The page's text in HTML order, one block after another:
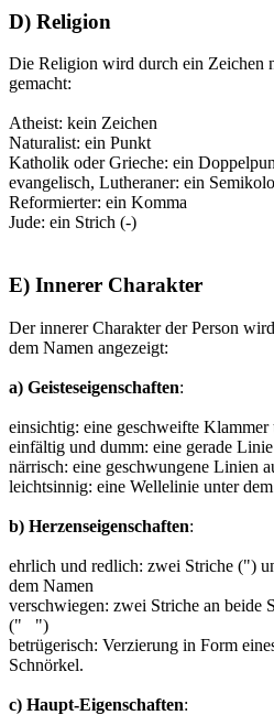
D) Religion
Die Religion wird durch ein Zeichen
gemacht:
Atheist: kein Zeichen
Naturalist: ein Punkt
Katholik oder Grieche: ein
evangelisch, Lutheraner: ein
Reformierter: ein Komma
Jude: ein Strich (-)
E) Innerer Charakter
Der innerer Charakter der Person
dem Namen angezeigt:
a) Geisteseigenschaften:
einsichtig: eine geschweifte Klammer
einfältig und dumm: eine gerade
närrisch: eine geschwungene Linien
leichtsinnig: eine Wellelinie unter
b) Herzenseigenschaften:
ehrlich und redlich: zwei Striche (")
dem Namen
verschwiegen: zwei Striche an beide
(" ")
betrügerisch: Verzierung in Form
Schnörkel.
c) Haupt-Eigenschaften: